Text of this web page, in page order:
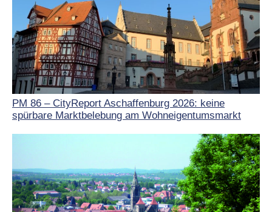
PM 86 – CityReport Aschaffenburg 2026: keine
spürbare Marktbelebung am Wohneigentumsmarkt